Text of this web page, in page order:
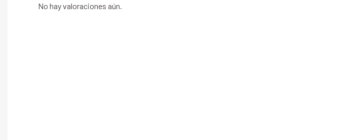
No hay valoraciones aún.